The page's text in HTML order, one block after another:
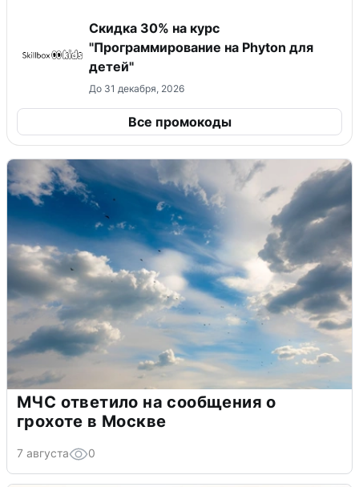
Скидка 30% на курс
"Программирование на Phyton для
детей"
До 31 декабря, 2026
Все промокоды
МЧС ответило на сообщения о
грохоте в Москве
7 августа 0